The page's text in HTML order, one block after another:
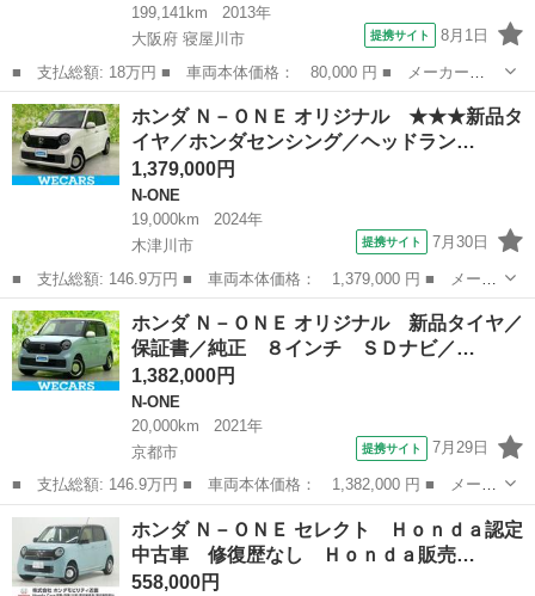
199,141km
2013年
大阪府 寝屋川市
提携サイト 8月1日
■ 支払総額: 18万円 ■ 車両本体価格： 80,000 円 ■ メーカー
名： ホンダ ■ 車種名： Ｎ－ＯＮＥ ■ グレード名： プレミア
ム・Ｌパッケージ スマートキー プッシュスタート ナビＴＶ オ
ートエアコン バッ...
大阪 寝屋川市 N-ONE
ホンダ Ｎ－ＯＮＥ オリジナル ★★★新品タ
イヤ／ホンダセンシング／ヘッドラン…
1,379,000円
N-ONE
19,000km
2024年
木津川市
提携サイト 7月30日
■ 支払総額: 146.9万円 ■ 車両本体価格： 1,379,000 円 ■ メーカ
ー名： ホンダ ■ 車種名： Ｎ－ＯＮＥ ■ グレード名： オリジ
ナル ★★★新品タイヤ／ホンダセンシング／ヘッドランプ ＬＥＤ
／禁煙車...
京都 木津川市 N-ONE
ホンダ Ｎ－ＯＮＥ オリジナル 新品タイヤ／
保証書／純正 ８インチ ＳＤナビ／…
1,382,000円
N-ONE
20,000km
2021年
京都市
提携サイト 7月29日
■ 支払総額: 146.9万円 ■ 車両本体価格： 1,382,000 円 ■ メーカ
ー名： ホンダ ■ 車種名： Ｎ－ＯＮＥ ■ グレード名： オリジ
ナル 新品タイヤ／保証書／純正 ８インチ ＳＤナビ／ホンダセン
シング／...
京都 京都市 N-ONE
ホンダ Ｎ－ＯＮＥ セレクト Ｈｏｎｄａ認定
中古車 修復歴なし Ｈｏｎｄａ販売…
558,000円